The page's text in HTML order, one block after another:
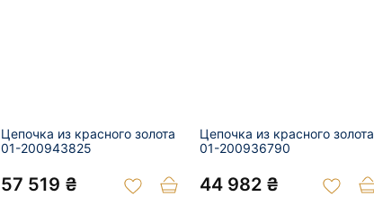
Цепочка из красного золота
01-200943825
57 519 ₴
Цепочка из красного золота
01-200936790
44 982 ₴